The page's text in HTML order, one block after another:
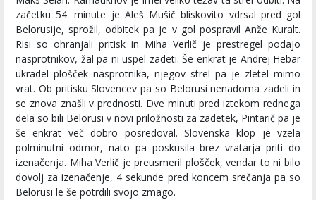
začetku 54. minute je Aleš Mušič bliskovito vdrsal pred gol
Belorusije, sprožil, odbitek pa je v gol pospravil Anže Kuralt.
Risi so ohranjali pritisk in Miha Verlič je prestregel podajo
nasprotnikov, žal pa ni uspel zadeti. Še enkrat je Andrej Hebar
ukradel plošček nasprotnika, njegov strel pa je zletel mimo
vrat. Ob pritisku Slovencev pa so Belorusi nenadoma zadeli in
se znova znašli v prednosti. Dve minuti pred iztekom rednega
dela so bili Belorusi v novi priložnosti za zadetek, Pintarič pa je
še enkrat več dobro posredoval. Slovenska klop je vzela
polminutni odmor, nato pa poskusila brez vratarja priti do
izenačenja. Miha Verlič je preusmeril plošček, vendar to ni bilo
dovolj za izenačenje, 4 sekunde pred koncem srečanja pa so
Belorusi le še potrdili svojo zmago.